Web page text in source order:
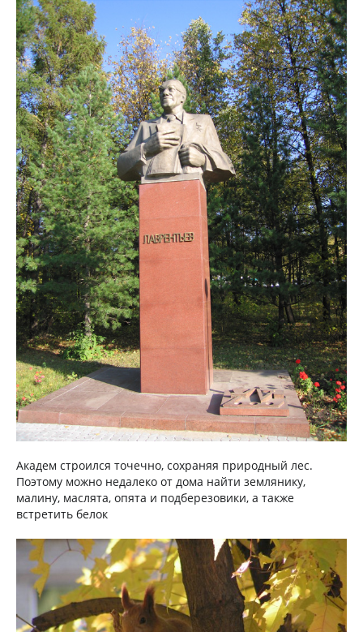
Академ строился точечно, сохраняя природный лес.
Поэтому можно недалеко от дома найти землянику,
малину, маслята, опята и подберезовики, а также
встретить белок